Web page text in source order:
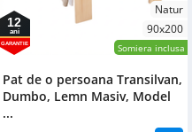
Natur
90x200
Somiera inclusa
12
ani
GARANTIE
Pat de o persoana Transilvan,
Dumbo, Lemn Masiv, Model
...